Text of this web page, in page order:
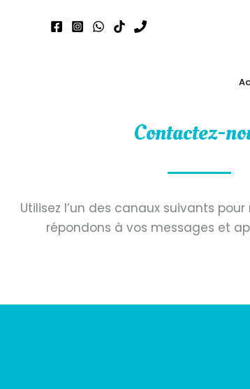
Contactez-
Utilisez l’un des canaux suivants
répondons à vos messages et